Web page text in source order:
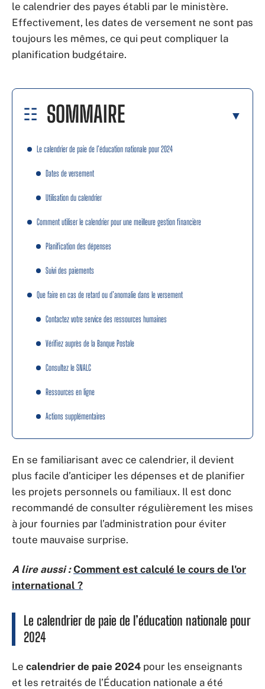
le calendrier des payes établi par le ministère.
Effectivement, les dates de versement ne sont pas
toujours les mêmes, ce qui peut compliquer la
planification budgétaire.
SOMMAIRE
Le calendrier de paie de l’éducation nationale pour 2024
Dates de versement
Utilisation du calendrier
Comment utiliser le calendrier pour une meilleure gestion financière
Planification des dépenses
Suivi des paiements
Que faire en cas de retard ou d’anomalie dans le versement
Contactez votre service des ressources humaines
Vérifiez auprès de la Banque Postale
Consultez le SNALC
Ressources en ligne
Actions supplémentaires
En se familiarisant avec ce calendrier, il devient
plus facile d’anticiper les dépenses et de planifier
les projets personnels ou familiaux. Il est donc
recommandé de consulter régulièrement les mises
à jour fournies par l’administration pour éviter
toute mauvaise surprise.
A lire aussi : Comment est calculé le cours de l'or
international ?
Le calendrier de paie de l’éducation nationale pour
2024
Le calendrier de paie 2024 pour les enseignants
et les retraités de l’Éducation nationale a été